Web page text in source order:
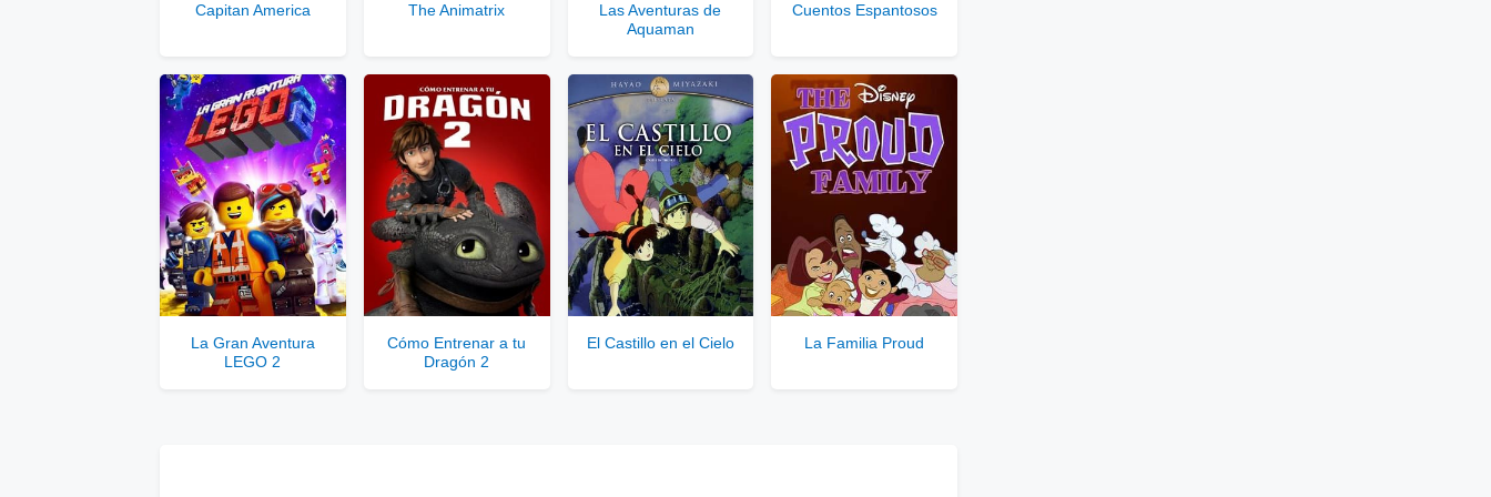
Comprar Cuenta VIP Aquí!
Capitan America The Animatrix
Las Aventuras de
Aquaman
Cuentos Espantosos
La Gran Aventura
LEGO 2
Cómo Entrenar a tu
Dragón 2
El Castillo en el Cielo La Familia Proud